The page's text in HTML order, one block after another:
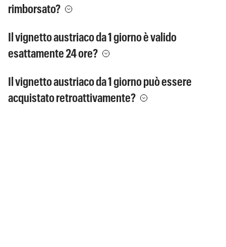
rimborsato?
Il vignetto austriaco da 1 giorno è valido
esattamente 24 ore?
Il vignetto austriaco da 1 giorno può essere
acquistato retroattivamente?